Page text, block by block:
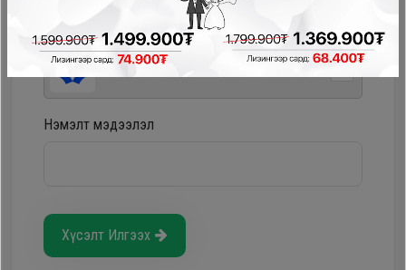
Нэмэлт мэдээлэл
Хүсэлт Илгээх